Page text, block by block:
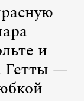
и
Гетты —